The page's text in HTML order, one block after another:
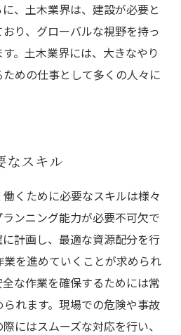
、土木業界は、建設が必要と
り、グローバルな視野を持っ
。土木業界には、大きなやり
めの仕事として多くの人々に
なスキル
くために必要なスキルは様々
ンニング能力が必要不可欠で
計画し、最適な資源配分を行
を進めていくことが求められ
な作業を確保するためには常
れます。現場での危険や事故
にはスムーズな対応を行い、